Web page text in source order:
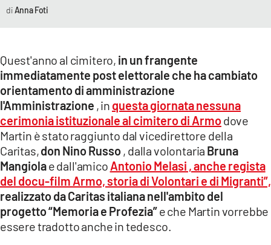
Anna Foti
Quest'anno al cimitero, in un frangente
immediatamente post elettorale che ha cambiato
orientamento di amministrazione
l'Amministrazione , in questa giornata nessuna
cerimonia istituzionale al cimitero di Armodove
Martin è stato raggiunto dal vicedirettore della
Caritas,don Nino Russo , dalla volontaria Bruna
Mangiolae dall'amico Antonio Melasi , anche regista
del docu-film Armo, storia di Volontari e di Migranti”,
realizzato da Caritas italiana nell'ambito del
progetto “Memoria e Profezia”e che Martin vorrebbe
essere tradotto anche in tedesco.